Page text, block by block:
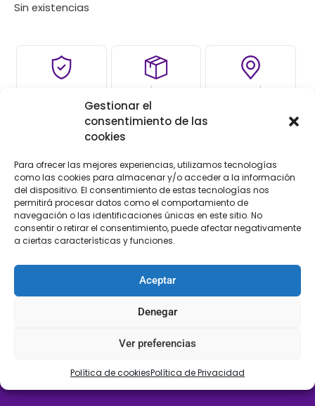
Gestionar el
consentimiento de las
cookies
Para ofrecer las mejores experiencias, utilizamos tecnologías
como las cookies para almacenar y/o acceder a la información
del dispositivo. El consentimiento de estas tecnologías nos
permitirá procesar datos como el comportamiento de
navegación o las identificaciones únicas en este sitio. No
consentir o retirar el consentimiento, puede afectar negativamente
a ciertas características y funciones.
Aceptar
Denegar
Ver preferencias
Política de cookiesPolítica de Privacidad
Sin existencias
ENVÍO 24-1
SEMANA
TIENDA FÍSICA
Descripción
Descripción
Set de costura vaqueros cremallera naranja
Multipart, accesorios útiles.